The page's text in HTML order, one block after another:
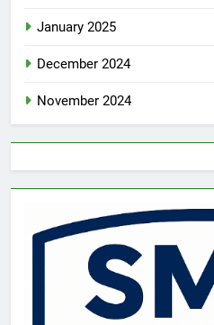
January 2025
December 2024
November 2024